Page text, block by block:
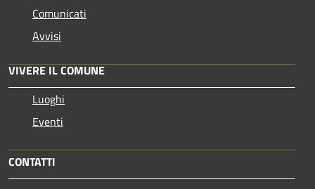
Comunicati
Avvisi
VIVERE IL COMUNE
Luoghi
Eventi
CONTATTI